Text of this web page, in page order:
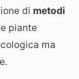
di metodi
piante
ma